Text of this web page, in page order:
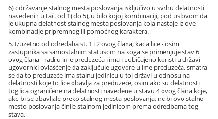
6) održavanje stalnog mesta poslovanja isključivo u svrhu delatnosti
navedenih u tač. od 1) do 5), u bilo kojoj kombinaciji, pod uslovom da
je ukupna delatnost stalnog mesta poslovanja koja nastaje iz ove
kombinacije pripremnog ili pomoćnog karaktera.
5. Izuzetno od odredaba st. 1 i 2 ovog člana, kada lice - osim
zastupnika sa samostalnim statusom na koga se primenjuje stav 6
ovog člana - radi u ime preduzeća i ima i uobičajeno koristi u državi
ugovornici ovlašćenje da zaključuje ugovore u ime preduzeća, smatra
se da to preduzeće ima stalnu jedinicu u toj državi u odnosu na
delatnosti koje to lice obavlja za preduzeće, osim ako su delatnosti
tog lica ograničene na delatnosti navedene u stavu 4 ovog člana koje,
ako bi se obavljale preko stalnog mesta poslovanja, ne bi ovo stalno
mesto poslovanja činile stalnom jedinicom prema odredbama tog
stava.